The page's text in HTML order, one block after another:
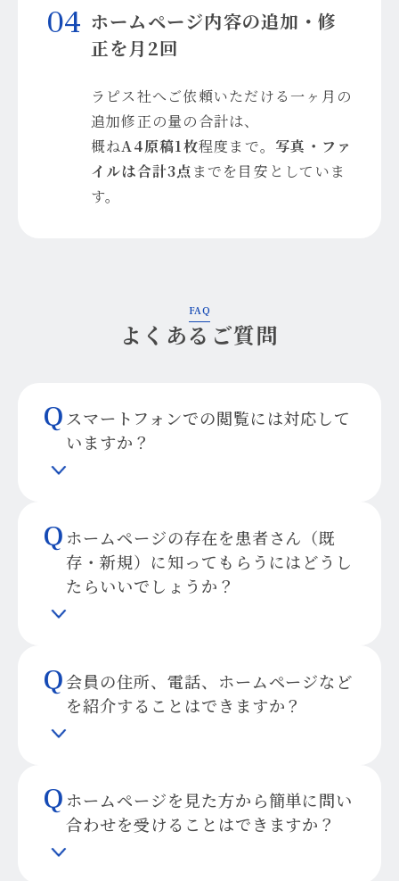
4 ホームページ内容の追加・修
正を月2回
ラピス社へご依頼いただける一ヶ月の
追加修正の量の合計は、
概ねA4原稿1枚程度まで。 写真・ファ
イルは合計3点までを目安としていま
す。
FAQ
よくあるご質問
Qスマートフォンでの閲覧には対応して
いますか？
Q ホームページの存在を患者さん（既
存・新規）に知ってもらうにはどうし
たらいいでしょうか？
Q会員の住所、電話、ホームページなど
を紹介することはできますか？
Q ホームページを見た方から簡単に問い
合わせを受けることはできますか？